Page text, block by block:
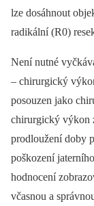
lze dosáhnout
radikální (R0)
Není nutné
–⁠ chirurgický
posouzen jako
chirurgický výkon
prodloužení doby
poškození
hodnocení
včasnou a